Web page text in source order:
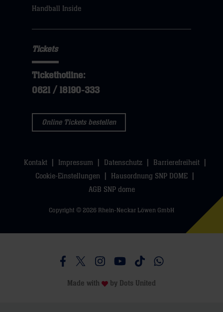
Handball Inside
Tickets
Tickethotline:
0621 / 18190-333
Online Tickets bestellen
Kontakt Impressum Datenschutz
Barrierefreiheit
Cookie-Einstellungen
Hausordnung SNP DOME
AGB SNP dome
Copyright © 2026 Rhein-Neckar Löwen GmbH
Besucht uns auf Facebook
Besucht uns auf Twitter
Besucht uns auf Instagram
Besucht uns auf Youtube
Besucht uns auf
Besucht uns auf
Made with by Dots United